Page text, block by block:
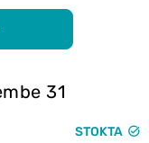
31
STOKTA